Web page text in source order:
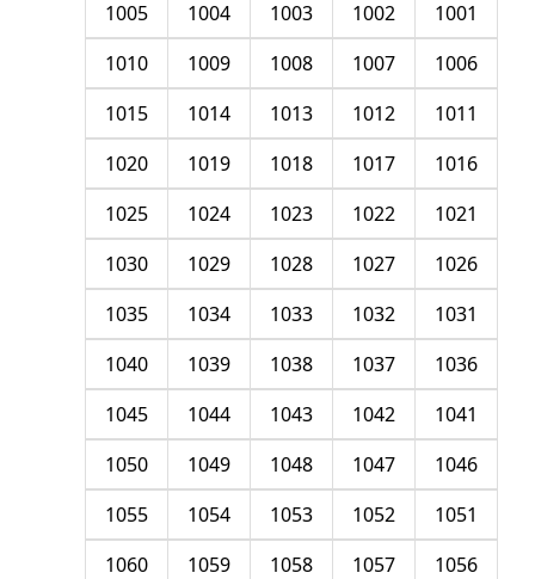
1001
1002
1003
1004
1005
1006
1007
1008
1009
1010
1011
1012
1013
1014
1015
1016
1017
1018
1019
1020
1021
1022
1023
1024
1025
1026
1027
1028
1029
1030
1031
1032
1033
1034
1035
1036
1037
1038
1039
1040
1041
1042
1043
1044
1045
1046
1047
1048
1049
1050
1051
1052
1053
1054
1055
1056
1057
1058
1059
1060